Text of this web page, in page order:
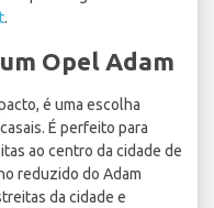
.
Opel Adam
é uma escolha
É perfeito para
ao centro da cidade de
reduzido do Adam
da cidade e